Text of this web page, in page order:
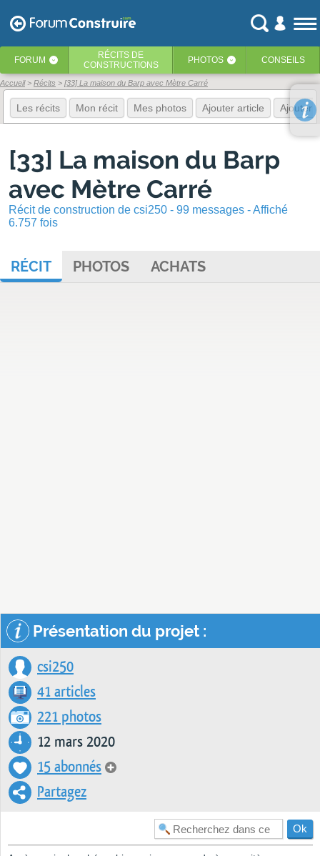
FORUM ‹ RÉCITS DE
CONSTRUCTIONS
PHOTOS ‹ CONSEILS
Accueil Récits [33] La maison du Barp avec Mètre Carré
Les récits Mon récit Mes photos Ajouter article Ajouter
[33] La maison du Barp
avec Mètre Carré
Récit de construction de csi250 - 99 messages - Affiché
6.757 fois
RÉCIT PHOTOS ACHATS
Présentation du projet :
csi250
41 articles
221 photos
12 mars 2020
15 abonnés
Partagez